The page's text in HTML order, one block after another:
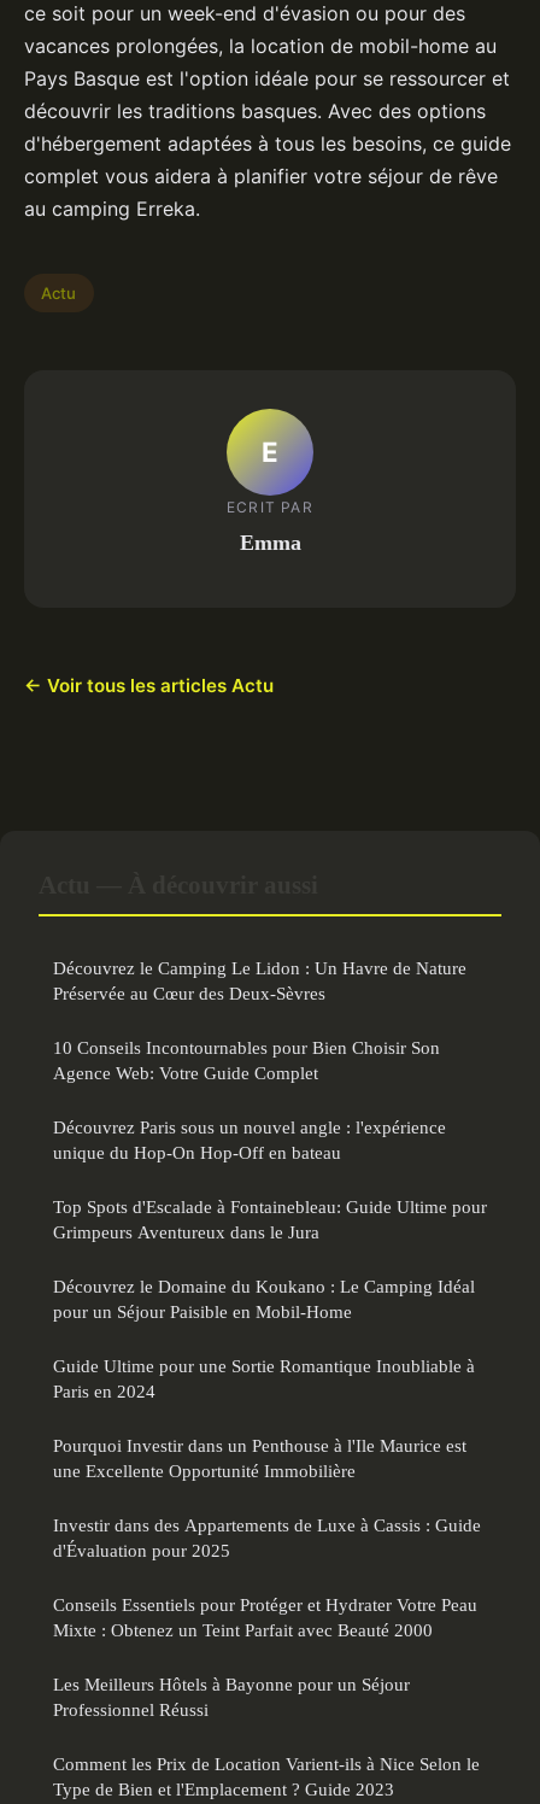
ce soit pour un week-end d'évasion ou pour des
vacances prolongées, la location de mobil-home au
Pays Basque est l'option idéale pour se ressourcer et
découvrir les traditions basques. Avec des options
d'hébergement adaptées à tous les besoins, ce guide
complet vous aidera à planifier votre séjour de rêve
au camping Erreka.
Actu
E
ECRIT PAR
Emma
← Voir tous les articles Actu
Découvrez le Camping Le Lidon : Un Havre de Nature
Préservée au Cœur des Deux-Sèvres
10 Conseils Incontournables pour Bien Choisir Son
Agence Web: Votre Guide Complet
Découvrez Paris sous un nouvel angle : l'expérience
unique du Hop-On Hop-Off en bateau
Top Spots d'Escalade à Fontainebleau: Guide Ultime pour
Grimpeurs Aventureux dans le Jura
Découvrez le Domaine du Koukano : Le Camping Idéal
pour un Séjour Paisible en Mobil-Home
Guide Ultime pour une Sortie Romantique Inoubliable à
Paris en 2024
Pourquoi Investir dans un Penthouse à l'Ile Maurice est
une Excellente Opportunité Immobilière
Investir dans des Appartements de Luxe à Cassis : Guide
d'Évaluation pour 2025
Conseils Essentiels pour Protéger et Hydrater Votre Peau
Mixte : Obtenez un Teint Parfait avec Beauté 2000
Les Meilleurs Hôtels à Bayonne pour un Séjour
Professionnel Réussi
Comment les Prix de Location Varient-ils à Nice Selon le
Type de Bien et l'Emplacement ? Guide 2023